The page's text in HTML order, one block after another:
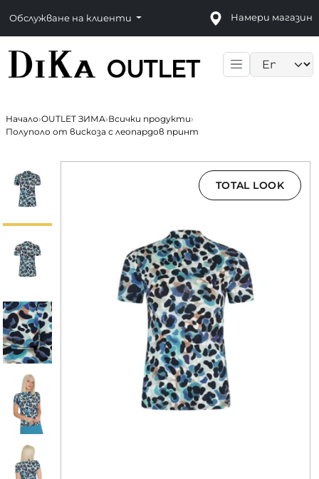
Обслужване на клиенти Намери магазин
Начало›OUTLET ЗИМА›Всички продукти›
Полуполо от вискоза с леопардов принт
TOTAL LOOK